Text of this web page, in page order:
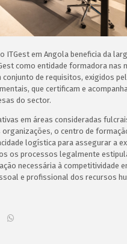
ITGest em Angola beneficia da
como entidade formadora nas
conjunto de requisitos, exigidos
que certificam e
do sector.
em áreas consideradas
o centro de
logística para assegurar a
os processos legalmente
necessária à competitividade
e profissional dos recursos